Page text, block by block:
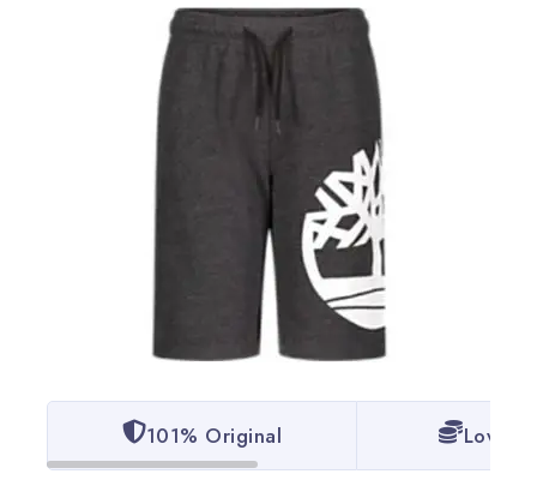
101% Original Lowest